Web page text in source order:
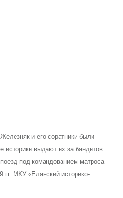
и его соратники были
историки выдают их за бандитов.
под командованием матроса
гг. МКУ «Еланский историко-